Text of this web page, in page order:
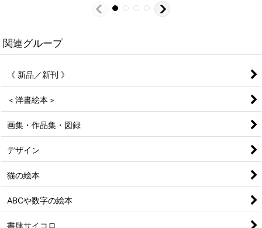
関連グループ
《 新品／新刊 》
＜洋書絵本＞
画集・作品集・図録
デザイン
猫の絵本
ABCや数字の絵本
書肆サイコロ